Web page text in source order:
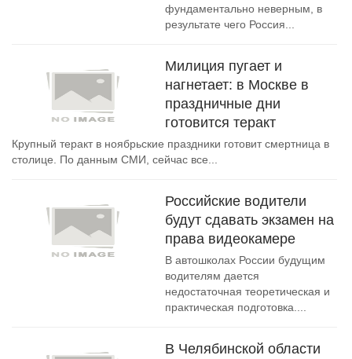
фундаментально неверным, в
результате чего Россия...
Милиция пугает и
нагнетает: в Москве в
праздничные дни
готовится теракт
Крупный теракт в ноябрьские праздники готовит смертница в
столице. По данным СМИ, сейчас все...
Российские водители
будут сдавать экзамен на
права видеокамере
В автошколах России будущим
водителям дается
недостаточная теоретическая и
практическая подготовка....
В Челябинской области